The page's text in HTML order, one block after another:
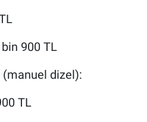
900 TL
(manuel dizel):
TL